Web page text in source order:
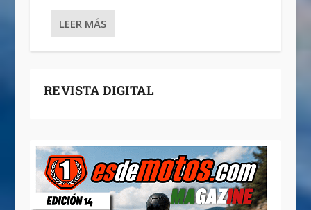
LEER MÁS
REVISTA DIGITAL